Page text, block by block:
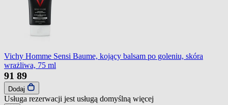
Vichy Homme Sensi Baume, kojący balsam po goleniu, skóra
wrażliwa, 75 ml
91 89
Dodaj
Usługa rezerwacji jest usługą domyślną więcej